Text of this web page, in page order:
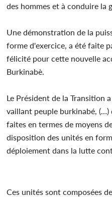
des hommes et à conduire la
Une démonstration de la
forme d'exercice, a été faite
félicité pour cette nouvelle
Burkinabè.
Le Président de la Transition
vaillant peuple burkinabé, (…)
faites en termes de moyens
disposition des unités en
déploiement dans la lutte
Ces unités sont composées